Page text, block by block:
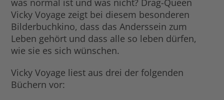
was normal ist und was nicht? Drag-Queen
Vicky Voyage zeigt bei diesem besonderen
Bilderbuchkino, dass das Anderssein zum
Leben gehört und dass alle so leben dürfen,
wie sie es sich wünschen.
Vicky Voyage liest aus drei der folgenden
Büchern vor: